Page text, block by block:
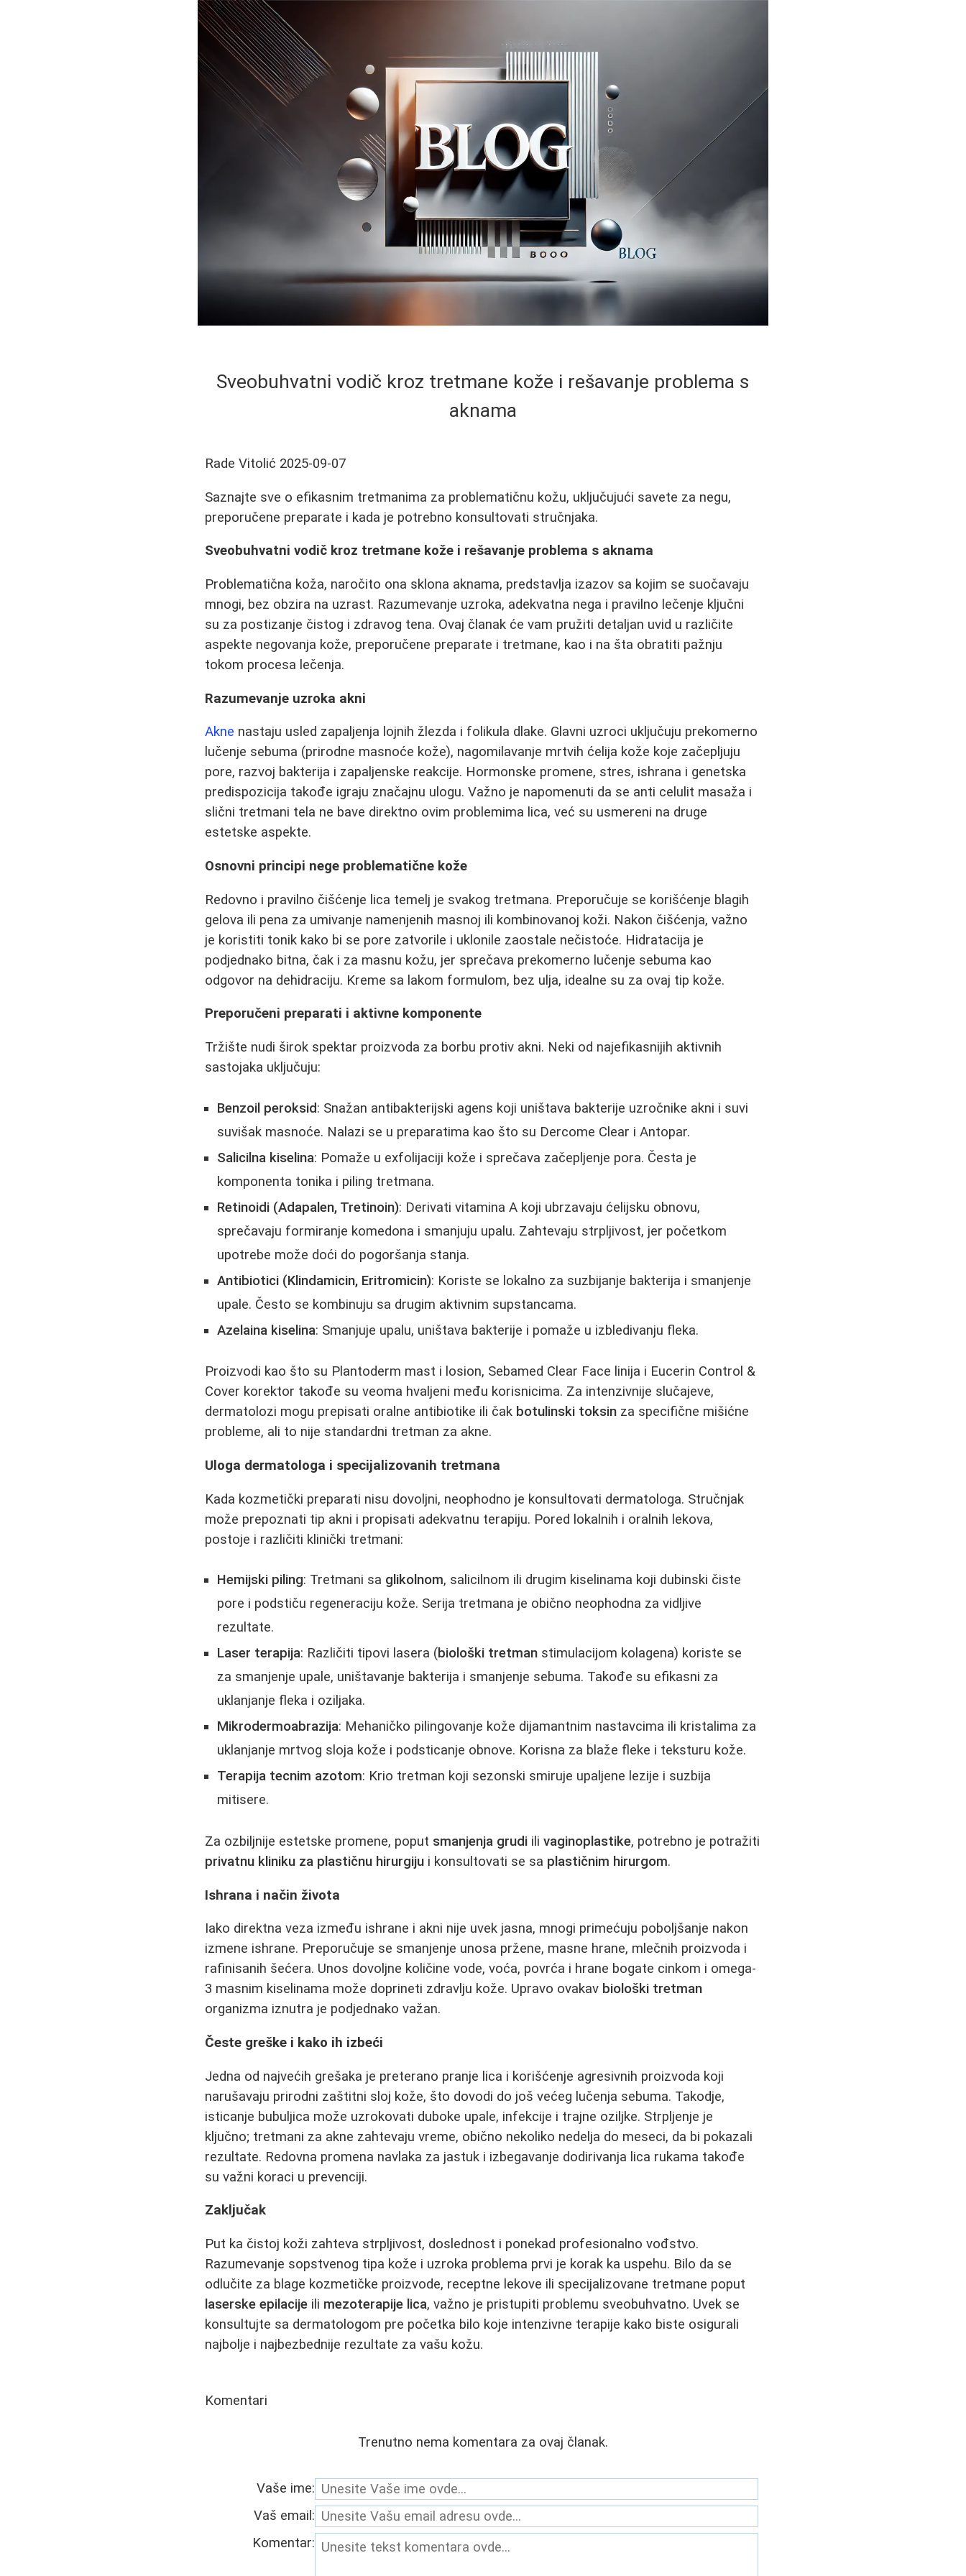
Sveobuhvatni vodič kroz tretmane kože i rešavanje problema s
aknama
Rade Vitolić 2025-09-07
Saznajte sve o efikasnim tretmanima za problematičnu kožu, uključujući savete za negu,
preporučene preparate i kada je potrebno konsultovati stručnjaka.
Sveobuhvatni vodič kroz tretmane kože i rešavanje problema s aknama
Problematična koža, naročito ona sklona aknama, predstavlja izazov sa kojim se suočavaju
mnogi, bez obzira na uzrast. Razumevanje uzroka, adekvatna nega i pravilno lečenje ključni
su za postizanje čistog i zdravog tena. Ovaj članak će vam pružiti detaljan uvid u različite
aspekte negovanja kože, preporučene preparate i tretmane, kao i na šta obratiti pažnju
tokom procesa lečenja.
Razumevanje uzroka akni
Akne nastaju usled zapaljenja lojnih žlezda i folikula dlake. Glavni uzroci uključuju prekomerno
lučenje sebuma (prirodne masnoće kože), nagomilavanje mrtvih ćelija kože koje začepljuju
pore, razvoj bakterija i zapaljenske reakcije. Hormonske promene, stres, ishrana i genetska
predispozicija takođe igraju značajnu ulogu. Važno je napomenuti da se anti celulit masaža i
slični tretmani tela ne bave direktno ovim problemima lica, već su usmereni na druge
estetske aspekte.
Osnovni principi nege problematične kože
Redovno i pravilno čišćenje lica temelj je svakog tretmana. Preporučuje se korišćenje blagih
gelova ili pena za umivanje namenjenih masnoj ili kombinovanoj koži. Nakon čišćenja, važno
je koristiti tonik kako bi se pore zatvorile i uklonile zaostale nečistoće. Hidratacija je
podjednako bitna, čak i za masnu kožu, jer sprečava prekomerno lučenje sebuma kao
odgovor na dehidraciju. Kreme sa lakom formulom, bez ulja, idealne su za ovaj tip kože.
Preporučeni preparati i aktivne komponente
Tržište nudi širok spektar proizvoda za borbu protiv akni. Neki od najefikasnijih aktivnih
sastojaka uključuju:
Benzoil peroksid: Snažan antibakterijski agens koji uništava bakterije uzročnike akni i suvi
suvišak masnoće. Nalazi se u preparatima kao što su Dercome Clear i Antopar.
Salicilna kiselina: Pomaže u exfolijaciji kože i sprečava začepljenje pora. Česta je
komponenta tonika i piling tretmana.
Retinoidi (Adapalen, Tretinoin): Derivati vitamina A koji ubrzavaju ćelijsku obnovu,
sprečavaju formiranje komedona i smanjuju upalu. Zahtevaju strpljivost, jer početkom
upotrebe može doći do pogoršanja stanja.
Antibiotici (Klindamicin, Eritromicin): Koriste se lokalno za suzbijanje bakterija i smanjenje
upale. Često se kombinuju sa drugim aktivnim supstancama.
Azelaina kiselina: Smanjuje upalu, uništava bakterije i pomaže u izbledivanju fleka.
Proizvodi kao što su Plantoderm mast i losion, Sebamed Clear Face linija i Eucerin Control &
Cover korektor takođe su veoma hvaljeni među korisnicima. Za intenzivnije slučajeve,
dermatolozi mogu prepisati oralne antibiotike ili čak botulinski toksin za specifične mišićne
probleme, ali to nije standardni tretman za akne.
Uloga dermatologa i specijalizovanih tretmana
Kada kozmetički preparati nisu dovoljni, neophodno je konsultovati dermatologa. Stručnjak
može prepoznati tip akni i propisati adekvatnu terapiju. Pored lokalnih i oralnih lekova,
postoje i različiti klinički tretmani:
Hemijski piling: Tretmani sa glikolnom, salicilnom ili drugim kiselinama koji dubinski čiste
pore i podstiču regeneraciju kože. Serija tretmana je obično neophodna za vidljive
rezultate.
Laser terapija: Različiti tipovi lasera (biološki tretman stimulacijom kolagena) koriste se
za smanjenje upale, uništavanje bakterija i smanjenje sebuma. Takođe su efikasni za
uklanjanje fleka i oziljaka.
Mikrodermoabrazija: Mehaničko pilingovanje kože dijamantnim nastavcima ili kristalima za
uklanjanje mrtvog sloja kože i podsticanje obnove. Korisna za blaže fleke i teksturu kože.
Terapija tecnim azotom: Krio tretman koji sezonski smiruje upaljene lezije i suzbija
mitisere.
Za ozbiljnije estetske promene, poput smanjenja grudi ilivaginoplastike, potrebno je potražiti
privatnu kliniku za plastičnu hirurgiju i konsultovati se sa plastičnim hirurgom.
Ishrana i način života
Iako direktna veza između ishrane i akni nije uvek jasna, mnogi primećuju poboljšanje nakon
izmene ishrane. Preporučuje se smanjenje unosa pržene, masne hrane, mlečnih proizvoda i
rafinisanih šećera. Unos dovoljne količine vode, voća, povrća i hrane bogate cinkom i omega-
3 masnim kiselinama može doprineti zdravlju kože. Upravo ovakav biološki tretman
organizma iznutra je podjednako važan.
Česte greške i kako ih izbeći
Jedna od najvećih grešaka je preterano pranje lica i korišćenje agresivnih proizvoda koji
narušavaju prirodni zaštitni sloj kože, što dovodi do još većeg lučenja sebuma. Takodje,
isticanje bubuljica može uzrokovati duboke upale, infekcije i trajne oziljke. Strpljenje je
ključno; tretmani za akne zahtevaju vreme, obično nekoliko nedelja do meseci, da bi pokazali
rezultate. Redovna promena navlaka za jastuk i izbegavanje dodirivanja lica rukama takođe
su važni koraci u prevenciji.
Zaključak
Put ka čistoj koži zahteva strpljivost, doslednost i ponekad profesionalno vođstvo.
Razumevanje sopstvenog tipa kože i uzroka problema prvi je korak ka uspehu. Bilo da se
odlučite za blage kozmetičke proizvode, receptne lekove ili specijalizovane tretmane poput
laserske epilacije ili mezoterapije lica, važno je pristupiti problemu sveobuhvatno. Uvek se
konsultujte sa dermatologom pre početka bilo koje intenzivne terapije kako biste osigurali
najbolje i najbezbednije rezultate za vašu kožu.
Komentari
Trenutno nema komentara za ovaj članak.
Vaše ime:
Vaš email:
Komentar: